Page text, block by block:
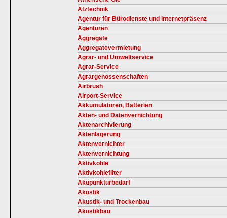
Ätztechnik
Agentur für Bürodienste und Internetpräsenz
Agenturen
Aggregate
Aggregatevermietung
Agrar- und Umweltservice
Agrar-Service
Agrargenossenschaften
Airbrush
Airport-Service
Akkumulatoren, Batterien
Akten- und Datenvernichtung
Aktenarchivierung
Aktenlagerung
Aktenvernichter
Aktenvernichtung
Aktivkohle
Aktivkohlefilter
Akupunkturbedarf
Akustik
Akustik- und Trockenbau
Akustikbau